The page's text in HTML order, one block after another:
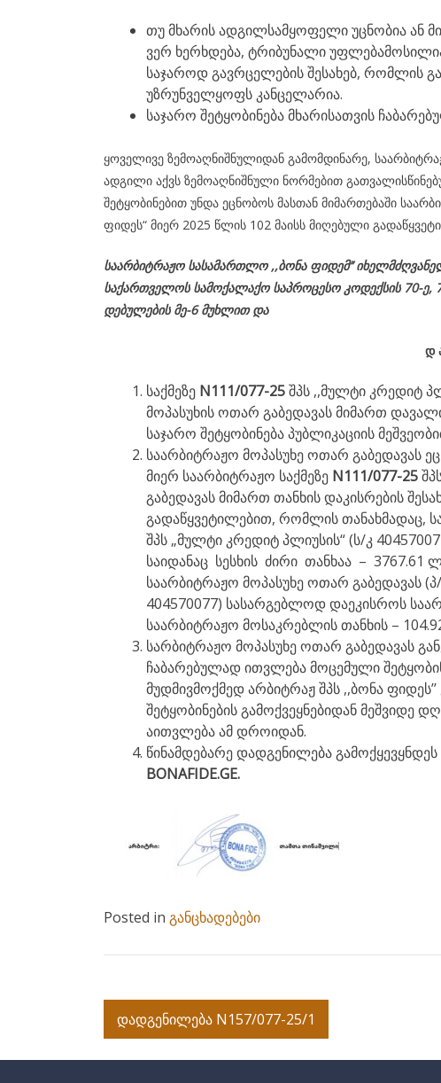
თუ მხარის ადგილსამყოფელი უცნობია ან
ვერ ხერხდება, ტრიბუნალი
საჯაროდ გავრცელების შესახებ, რომლის
უზრუნველყოფს კანცელარია.
საჯარო შეტყობინება მხარისათვის
ყოველივე ზემოაღნიშნულიდან გამომდინარე,
ადგილი აქვს ზემოაღნიშნული ნორმებით
შეტყობინებით უნდა ეცნობოს მასთან მიმართებაში
ფიდეს“ მიერ 2025 წლის 102 მაისს მიღებული
საარბიტრაჟო სასამართლო ,,ბონა ფიდემ’’
საქართველოს სამოქალაქო საპროცესო კოდექსის 70-ე,
დებულების მე-6 მუხლით და
დ
საქმეზე N111/077-25შპს ,,მულტი კრედიტ
მოპასუხის ოთარ გაბედავას მიმართ
საჯარო შეტყობინება პუბლიკაციის
საარბიტრაჟო მოპასუხე ოთარ გაბედავას
მიერ საარბიტრაჟო საქმეზე N111/077-25
გაბედავას მიმართ თანხის დაკისრების
გადაწყვეტილებით, რომლის თანახმადაც,
შპს „მულტი კრედიტ პლიუსის“ (ს/კ
საიდანაც სესხის ძირი თანხაა – 3767.61
საარბიტრაჟო მოპასუხე ოთარ გაბედავას
404570077) სასარგებლოდ დაეკისროს
საარბიტრაჟო მოსაკრებლის თანხის –
სარბიტრაჟო მოპასუხე ოთარ გაბედავას
ჩაბარებულად ითვლება მოცემული
მუდმივმოქმედ არბიტრაჟ შპს ,,ბონა
შეტყობინების გამოქვეყნებიდან
აითვლება ამ დროიდან.
წინამდებარე დადგენილება
BONAFIDE.GE.
Posted in განცხადებები
Post
navigation
დადგენილება N157/077-25/1